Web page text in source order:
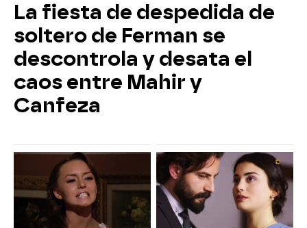
La fiesta de despedida de
soltero de Ferman se
descontrola y desata el
caos entre Mahir y
Canfeza